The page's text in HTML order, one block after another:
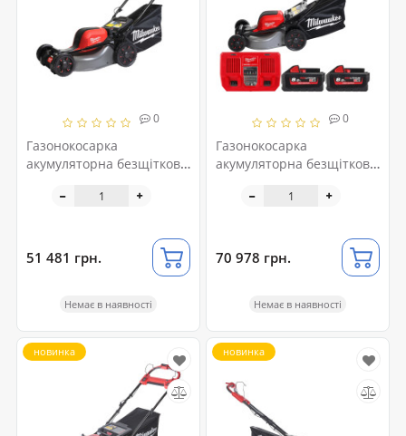
0
Газонокосарка
акумуляторна безщіткова
(46см) M18 F2LM46-0
51 481 грн.
Немає в наявності
0
Газонокосарка
акумуляторна безщіткова
(46см) M18 F2LM46-802,
70 978 грн.
Немає в наявності
новинка новинка